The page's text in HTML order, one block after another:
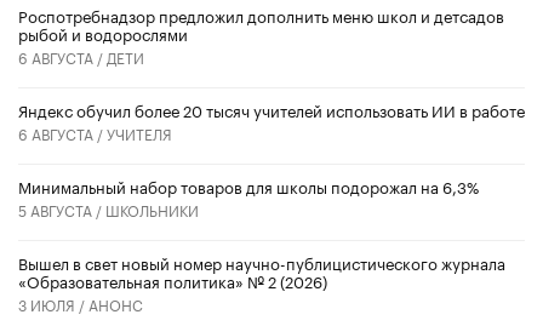
Роспотребнадзор предложил дополнить меню школ и детсадов
рыбой и водорослями
6 АВГУСТА / ДЕТИ
​Яндекс обучил более 20 тысяч учителей использовать ИИ в работе
6 АВГУСТА /УЧИТЕЛЯ
Минимальный набор товаров для школы подорожал на 6,3%
5 АВГУСТА / ШКОЛЬНИКИ
Вышел в свет новый номер научно-публицистического журнала
«Образовательная политика» № 2 (2026)
3 ИЮЛЯ / АНОНС